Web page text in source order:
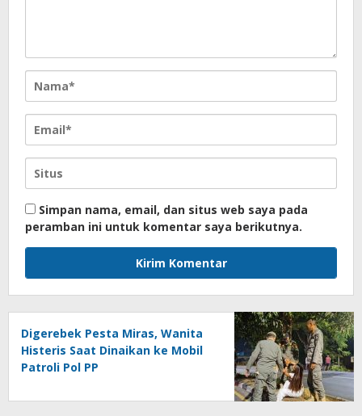
Simpan nama, email, dan situs web saya pada
peramban ini untuk komentar saya berikutnya.
Digerebek Pesta Miras, Wanita
Histeris Saat Dinaikan ke Mobil
Patroli Pol PP